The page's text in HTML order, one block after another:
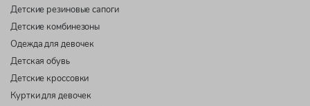
Детские резиновые сапоги
Детские комбинезоны
Одежда для девочек
Детская обувь
Детские кроссовки
Куртки для девочек